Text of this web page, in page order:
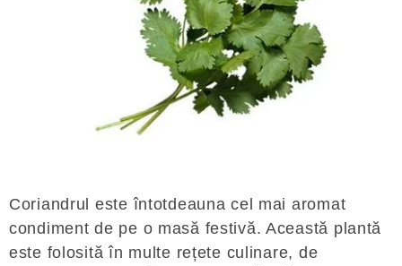
Coriandrul este întotdeauna cel mai aromat
condiment de pe o masă festivă. Această plantă
este folosită în multe rețete culinare, de